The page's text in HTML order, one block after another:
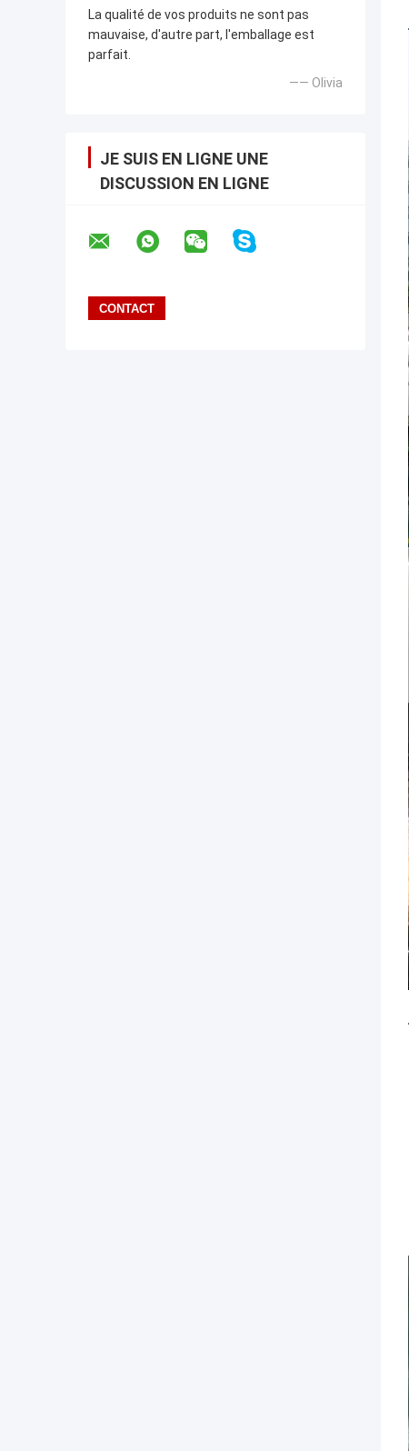
La qualité de vos produits ne sont pas
mauvaise, d'autre part, l'emballage est
parfait.
—— Olivia
JE SUIS EN LIGNE UNE
DISCUSSION EN LIGNE